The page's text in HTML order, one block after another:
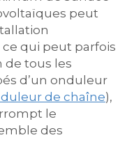
peut
qui peut parfois
de tous les
d’un onduleur
de chaîne),
le
des